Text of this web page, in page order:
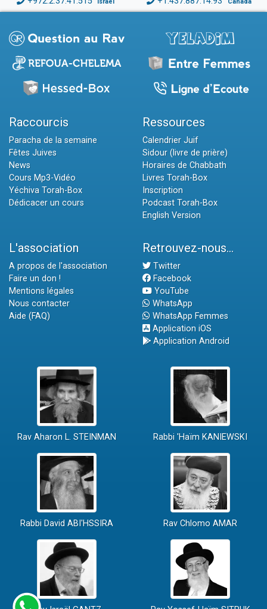
Raccourcis
Paracha de la semaine
Fêtes Juives
News
Cours Mp3-Vidéo
Yéchiva Torah-Box
Dédicacer un cours
Ressources
Calendrier Juif
Sidour (livre de prière)
Horaires de Chabbath
Livres Torah-Box
Inscription
Podcast Torah-Box
English Version
L'association
A propos de l'association
Faire un don !
Mentions légales
Nous contacter
Aide (FAQ)
Retrouvez-nous...
Twitter
Facebook
YouTube
WhatsApp
WhatsApp Femmes
Application iOS
Application Android
Rav Aharon L. STEINMAN Rabbi 'Haïm KANIEWSKI
Rabbi David ABI'HSSIRA Rav Chlomo AMAR